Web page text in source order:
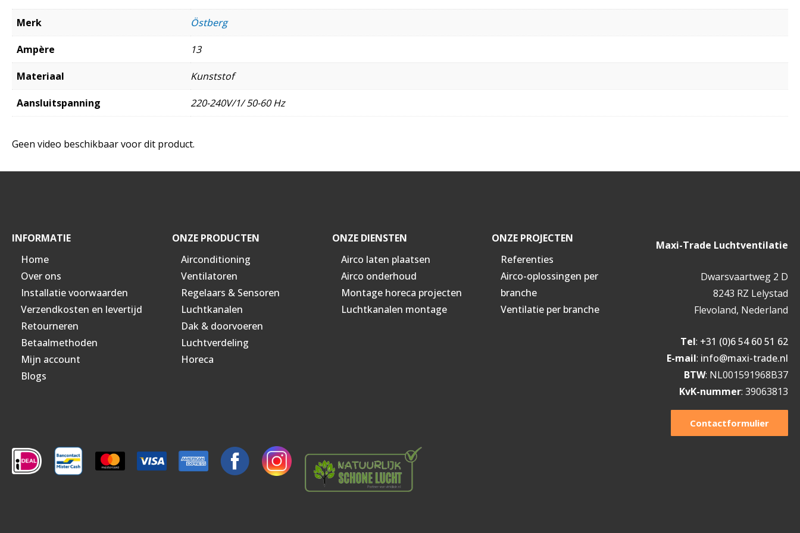
Merk Östberg
Ampère 13
Materiaal Kunststof
Aansluitspanning 220-240V/1/ 50-60 Hz
Geen video beschikbaar voor dit product.
INFORMATIE
Home
Over ons
Installatie voorwaarden
Verzendkosten en levertijd
Retourneren
Betaalmethoden
Mijn account
Blogs
ONZE PRODUCTEN
Airconditioning
Ventilatoren
Regelaars & Sensoren
Luchtkanalen
Dak & doorvoeren
Luchtverdeling
Horeca
ONZE DIENSTEN
Airco laten plaatsen
Airco onderhoud
Montage horeca projecten
Luchtkanalen montage
ONZE PROJECTEN
Referenties
Airco-oplossingen per
branche
Ventilatie per branche
Maxi-Trade Luchtventilatie
Dwarsvaartweg 2 D
8243 RZ Lelystad
Flevoland, Nederland
Tel: +31 (0)6 54 60 51 62
E-mail: info@maxi-trade.nl
BTW: NL001591968B37
KvK-nummer: 39063813
Contactformulier